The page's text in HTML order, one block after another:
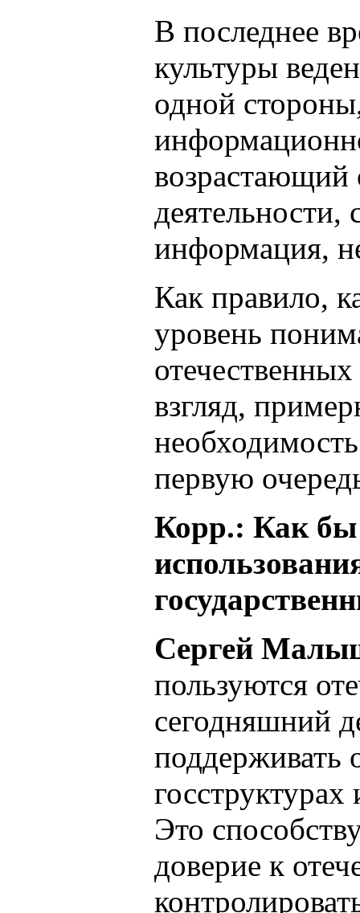
В последнее
культуры
одной
возрастающий
деятельности,
информация,
Как правило,
уровень
взгляд,
первую
Корр.: Как бы
Сергей
пользуются
сегодняшний
поддерживать
Это
доверие к